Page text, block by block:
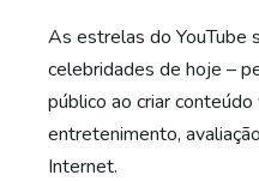
As estrelas do YouTube
celebridades de hoje –
público ao criar
entretenimento,
Internet.